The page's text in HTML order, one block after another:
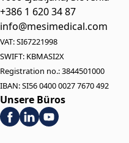
+386 1 620 34 87
info@mesimedical.com
VAT: SI67221998
SWIFT: KBMASI2X
Registration no.: 3844501000
IBAN: SI56 0400 0027 7670 492
Unsere Büros